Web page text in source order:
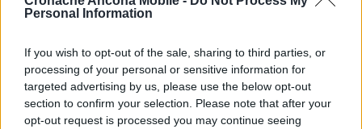
Personal Information
If you wish to opt-out of the sale, sharing to third parties, or
processing of your personal or sensitive information for
targeted advertising by us, please use the below opt-out
section to confirm your selection. Please note that after your
opt-out request is processed you may continue seeing
Commenti